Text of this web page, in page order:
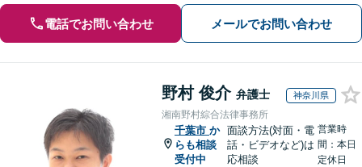
電話でお問い合わせ メールでお問い合わせ
野村 俊介 弁護士 神奈川県
湘南野村綜合法律事務所
千葉市 か
らも相談
受付中
面談方法(対面・電
話・ビデオなど)は
応相談
営業時
間：本日
定休日